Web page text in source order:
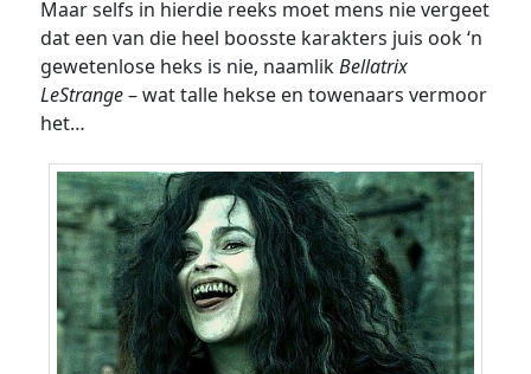
Maar selfs in hierdie reeks moet mens nie vergeet
dat een van die heel boosste karakters juis ook ‘n
gewetenlose heks is nie, naamlikBellatrix
LeStrange– wat talle hekse en towenaars vermoor
het…